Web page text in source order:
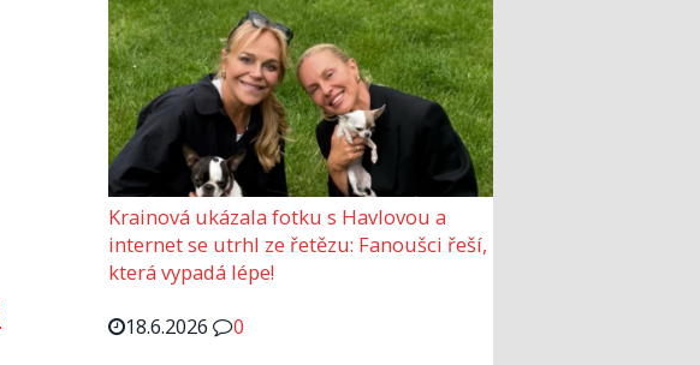
Krainová ukázala fotku s Havlovou a
internet se utrhl ze řetězu: Fanoušci řeší,
která vypadá lépe!
18.6.2026
0